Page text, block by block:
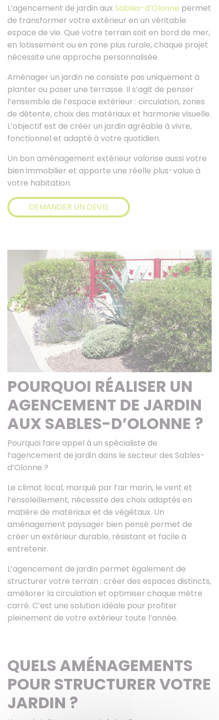
L’agencement de jardin aux Sables-d’Olonne permet
de transformer votre extérieur en un véritable
espace de vie. Que votre terrain soit en bord de mer,
en lotissement ou en zone plus rurale, chaque projet
nécessite une approche personnalisée.
Aménager un jardin ne consiste pas uniquement à
planter ou poser une terrasse. Il s’agit de penser
l’ensemble de l’espace extérieur : circulation, zones
de détente, choix des matériaux et harmonie visuelle.
L’objectif est de créer un jardin agréable à vivre,
fonctionnel et adapté à votre quotidien.
Un bon aménagement extérieur valorise aussi votre
bien immobilier et apporte une réelle plus-value à
votre habitation.
DEMANDER UN DEVIS
POURQUOI RÉALISER UN
AGENCEMENT DE JARDIN
AUX SABLES-D’OLONNE ?
Pourquoi faire appel à un spécialiste de
l’agencement de jardin dans le secteur des Sables-
d’Olonne ?
Le climat local, marqué par l’air marin, le vent et
l’ensoleillement, nécessite des choix adaptés en
matière de matériaux et de végétaux. Un
aménagement paysager bien pensé permet de
créer un extérieur durable, résistant et facile à
entretenir.
L’agencement de jardin permet également de
structurer votre terrain : créer des espaces distincts,
améliorer la circulation et optimiser chaque mètre
carré. C’est une solution idéale pour profiter
pleinement de votre extérieur toute l’année.
QUELS AMÉNAGEMENTS
POUR STRUCTURER VOTRE
JARDIN ?